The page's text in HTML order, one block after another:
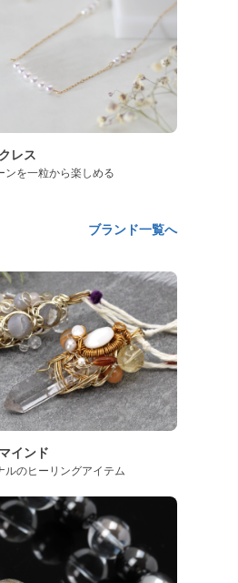
レス
ンを一粒から楽しめる
ブランド一覧へ
インド
ルのヒーリングアイテム